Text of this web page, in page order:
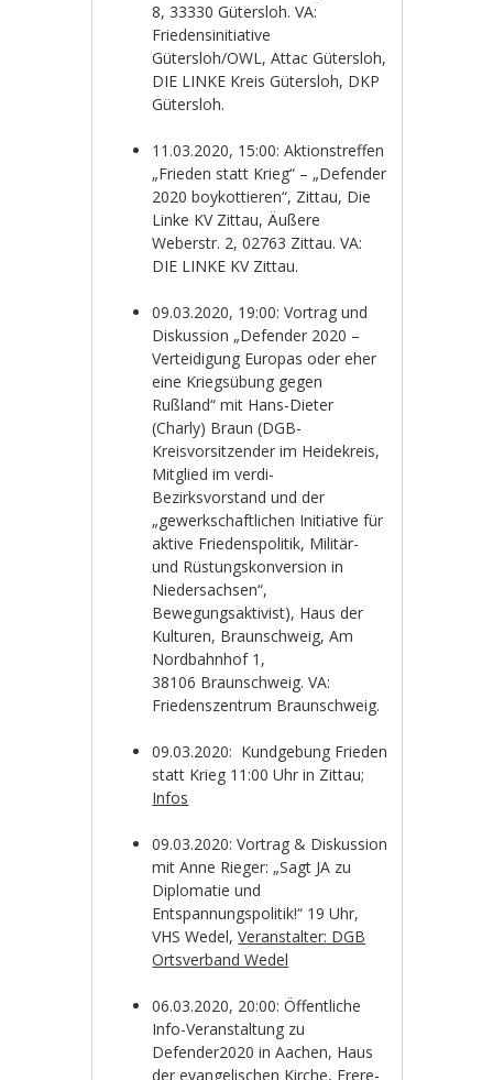
8, 33330Gütersloh. VA:
Friedensinitiative
Gütersloh/OWL, Attac Gütersloh,
DIE LINKE Kreis Gütersloh, DKP
Gütersloh.
11.03.2020, 15:00: Aktionstreffen
„Frieden statt Krieg“ – „Defender
2020 boykottieren“, Zittau, Die
Linke KV Zittau, Äußere
Weberstr. 2, 02763 Zittau. VA:
DIE LINKE KV Zittau.
09.03.2020, 19:00: Vortrag und
Diskussion „Defender 2020 –
Verteidigung Europas oder eher
eine Kriegsübung gegen
Rußland“ mit Hans-Dieter
(Charly) Braun (DGB-
Kreisvorsitzender im Heidekreis,
Mitglied im verdi-
Bezirksvorstand und der
„gewerkschaftlichen Initiative für
aktive Friedenspolitik, Militär-
und Rüstungskonversion in
Niedersachsen“,
Bewegungsaktivist), Haus der
Kulturen, Braunschweig, Am
Nordbahnhof 1,
38106 Braunschweig. VA:
Friedenszentrum Braunschweig.
09.03.2020: Kundgebung Frieden
statt Krieg 11:00 Uhr in Zittau;
Infos
09.03.2020: Vortrag & Diskussion
mit Anne Rieger: „Sagt JA zu
Diplomatie und
Entspannungspolitik!“ 19 Uhr,
VHS Wedel,Veranstalter: DGB
Ortsverband Wedel
06.03.2020, 20:00: Öffentliche
Info-Veranstaltung zu
Defender2020 in Aachen, Haus
der evangelischen Kirche, Frere-